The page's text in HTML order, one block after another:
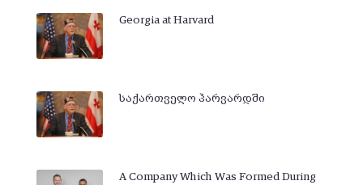
Georgia at Harvard
საქართველო ჰარვარდში
A Company Which Was Formed During